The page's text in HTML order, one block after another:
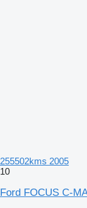
255502kms 2005
10
Ford FOCUS C-